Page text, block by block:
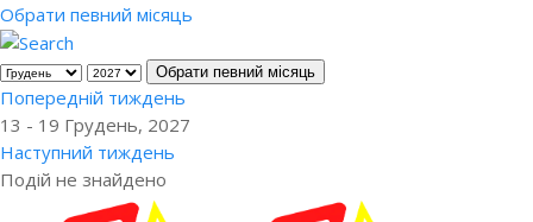
Обрати певний місяць
Обрати певний місяць
Попередній тиждень
13 - 19 Грудень, 2027
Наступний тиждень
Подій не знайдено